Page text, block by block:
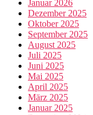
Januar 2026
Dezember 2025
Oktober 2025
September 2025
August 2025
Juli 2025
Juni 2025
Mai 2025
April 2025
März 2025
Januar 2025